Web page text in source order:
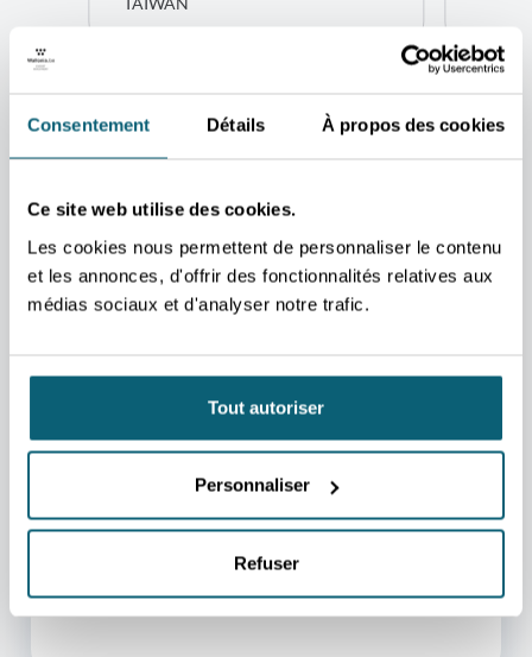
Consentement Détails À propos des cookies
Ce site web utilise des cookies.
Les cookies nous permettent de personnaliser le contenu
et les annonces, d'offrir des fonctionnalités relatives aux
médias sociaux et d'analyser notre trafic.
Tout autoriser
Personnaliser
Refuser
L'UN DE NOS CONSEILLERS
POURRA VOUS AIDER
Nous nous occupons de vous rediriger vers la